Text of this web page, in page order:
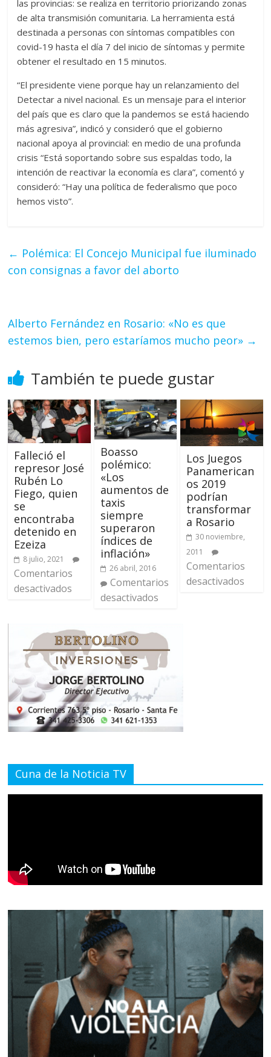
las provincias: se realiza en territorio priorizando zonas
de alta transmisión comunitaria. La herramienta está
destinada a personas con síntomas compatibles con
covid-19 hasta el día 7 del inicio de síntomas y permite
obtener el resultado en 15 minutos.
“El presidente viene porque hay un relanzamiento del
Detectar a nivel nacional. Es un mensaje para el interior
del país que es claro que la pandemos se está haciendo
más agresiva”, indicó y consideró que el gobierno
nacional apoya al provincial: en medio de una profunda
crisis “Está soportando sobre sus espaldas todo, la
intención de reactivar la economía es clara”, comentó y
consideró: “Hay una política de federalismo que poco
hemos visto”.
← Polémica: El Concejo Municipal fue iluminado
con consignas a favor del aborto
Alberto Fernández en Rosario: «No es que
estemos bien, pero estaríamos mucho peor» →
También te puede gustar
Falleció el
represor José
Rubén Lo
Fiego, quien
se
encontraba
detenido en
Ezeiza
8 julio, 2021
Comentarios
desactivados
Boasso
polémico:
«Los
aumentos de
taxis
siempre
superaron
índices de
inflación»
26 abril, 2016
Comentarios
desactivados
Los Juegos
Panamerican
os 2019
podrían
transformar
a Rosario
30 noviembre,
2011
Comentarios
desactivados
Cuna de la Noticia TV